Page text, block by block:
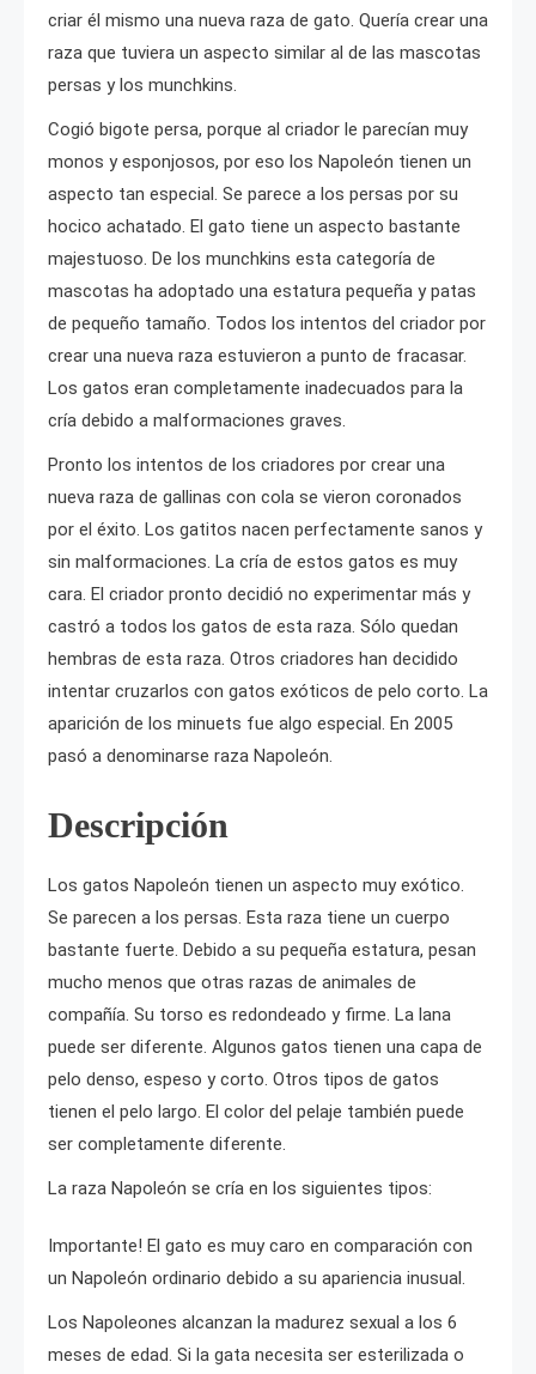
criar él mismo una nueva raza de gato. Quería crear una
raza que tuviera un aspecto similar al de las mascotas
persas y los munchkins.
Cogió bigote persa, porque al criador le parecían muy
monos y esponjosos, por eso los Napoleón tienen un
aspecto tan especial. Se parece a los persas por su
hocico achatado. El gato tiene un aspecto bastante
majestuoso. De los munchkins esta categoría de
mascotas ha adoptado una estatura pequeña y patas
de pequeño tamaño. Todos los intentos del criador por
crear una nueva raza estuvieron a punto de fracasar.
Los gatos eran completamente inadecuados para la
cría debido a malformaciones graves.
Pronto los intentos de los criadores por crear una
nueva raza de gallinas con cola se vieron coronados
por el éxito. Los gatitos nacen perfectamente sanos y
sin malformaciones. La cría de estos gatos es muy
cara. El criador pronto decidió no experimentar más y
castró a todos los gatos de esta raza. Sólo quedan
hembras de esta raza. Otros criadores han decidido
intentar cruzarlos con gatos exóticos de pelo corto. La
aparición de los minuets fue algo especial. En 2005
pasó a denominarse raza Napoleón.
Descripción
Los gatos Napoleón tienen un aspecto muy exótico.
Se parecen a los persas. Esta raza tiene un cuerpo
bastante fuerte. Debido a su pequeña estatura, pesan
mucho menos que otras razas de animales de
compañía. Su torso es redondeado y firme. La lana
puede ser diferente. Algunos gatos tienen una capa de
pelo denso, espeso y corto. Otros tipos de gatos
tienen el pelo largo. El color del pelaje también puede
ser completamente diferente.
La raza Napoleón se cría en los siguientes tipos:
Importante! El gato es muy caro en comparación con
un Napoleón ordinario debido a su apariencia inusual.
Los Napoleones alcanzan la madurez sexual a los 6
meses de edad. Si la gata necesita ser esterilizada o